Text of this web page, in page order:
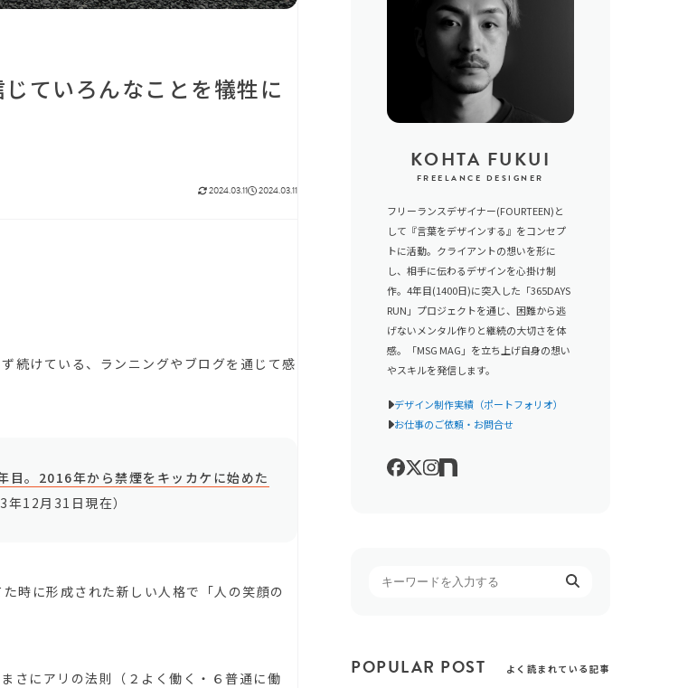
ていろんなことを犠牲に
2024.03.11 2024.03.11
続けている、ランニングやブログを通じて感
目。2016年から禁煙をキッカケに始めた
年12月31日現在）
時に形成された新しい人格で「人の笑顔の
さにアリの法則（２よく働く・６普通に働
KOHTA FUKUI
FREELANCE DESIGNER
フリーランスデザイナー(FOURTEEN)と
して『言葉をデザインする』をコンセプ
トに活動。クライアントの想いを形に
し、相手に伝わるデザインを心掛け制
作。4年目(1400日)に突入した「365DAYS
RUN」プロジェクトを通じ、困難から逃
げないメンタル作りと継続の大切さを体
感。「MSG MAG」を立ち上げ自身の想い
やスキルを発信します。
デザイン制作実績（ポートフォリオ）
お仕事のご依頼・お問合せ
POPULAR POST よく読まれている記事